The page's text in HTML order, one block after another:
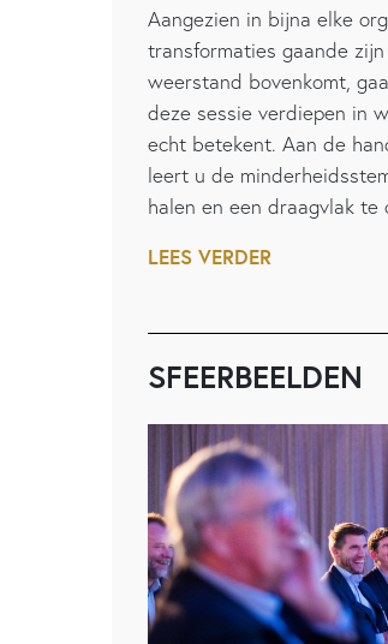
Aangezien in bijna elke
transformaties gaande
weerstand bovenkomt,
deze sessie verdiepen in
echt betekent. Aan de
leert u de
halen en een draagvlak te
LEES VERDER
SFEERBEELDEN